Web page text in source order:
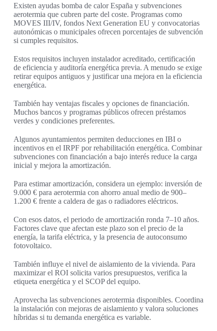
Existen ayudas bomba de calor España y subvenciones
aerotermia que cubren parte del coste. Programas como
MOVES III/IV, fondos Next Generation EU y convocatorias
autonómicas o municipales ofrecen porcentajes de subvención
si cumples requisitos.
Estos requisitos incluyen instalador acreditado, certificación
de eficiencia y auditoría energética previa. A menudo se exige
retirar equipos antiguos y justificar una mejora en la eficiencia
energética.
También hay ventajas fiscales y opciones de financiación.
Muchos bancos y programas públicos ofrecen préstamos
verdes y condiciones preferentes.
Algunos ayuntamientos permiten deducciones en IBI o
incentivos en el IRPF por rehabilitación energética. Combinar
subvenciones con financiación a bajo interés reduce la carga
inicial y mejora la amortización.
Para estimar amortización, considera un ejemplo: inversión de
9.000 € para aerotermia con ahorro anual medio de 900–
1.200 € frente a caldera de gas o radiadores eléctricos.
Con esos datos, el periodo de amortización ronda 7–10 años.
Factores clave que afectan este plazo son el precio de la
energía, la tarifa eléctrica, y la presencia de autoconsumo
fotovoltaico.
También influye el nivel de aislamiento de la vivienda. Para
maximizar el ROI solicita varios presupuestos, verifica la
etiqueta energética y el SCOP del equipo.
Aprovecha las subvenciones aerotermia disponibles. Coordina
la instalación con mejoras de aislamiento y valora soluciones
híbridas si tu demanda energética es variable.